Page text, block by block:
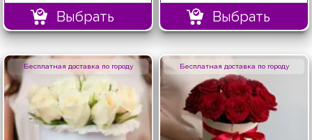
Выбрать Выбрать
Бесплатная доставка по городу Бесплатная доставка по городу